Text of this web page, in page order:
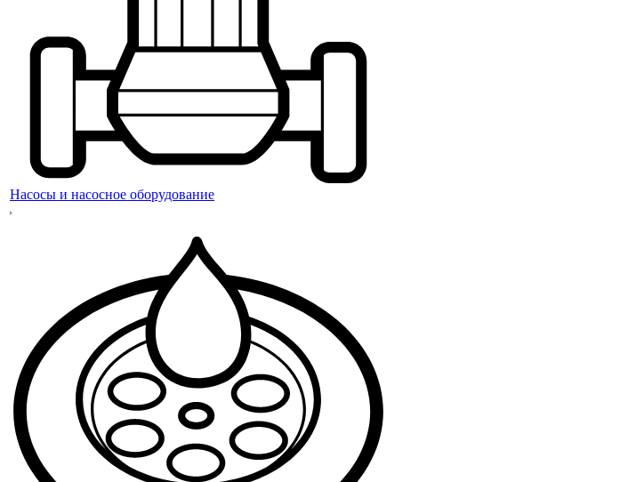
Насосы и насосное оборудование